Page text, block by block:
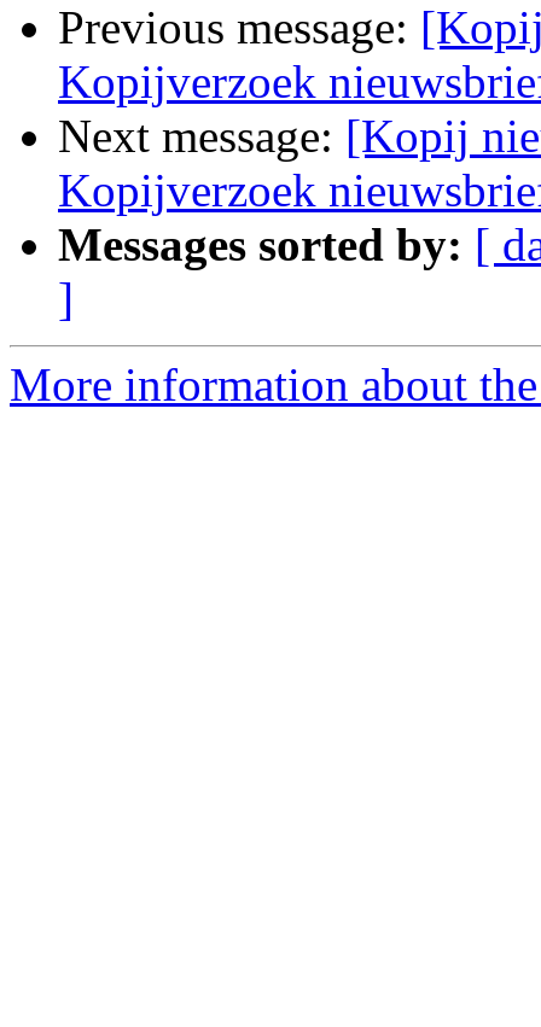
Previous message:
Kopijverzoek
Next message: [Kopij
Kopijverzoek
Messages sorted by: [
]
More information about